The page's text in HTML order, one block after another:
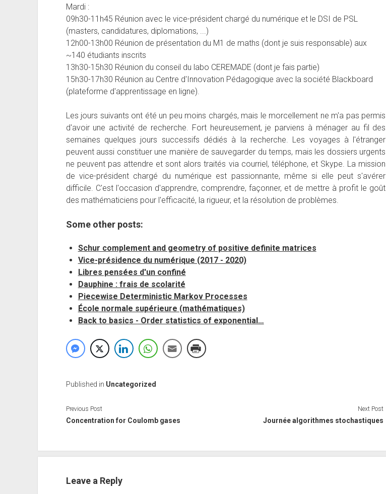
Mardi :
09h30-11h45 Réunion avec le vice-président chargé du numérique et le DSI de PSL
(masters, candidatures, diplomations, ...)
12h00-13h00 Réunion de présentation du M1 de maths (dont je suis responsable) aux
~140 étudiants inscrits
13h30-15h30 Réunion du conseil du labo CEREMADE (dont je fais partie)
15h30-17h30 Réunion au Centre d'Innovation Pédagogique avec la société Blackboard
(plateforme d'apprentissage en ligne).
Les jours suivants ont été un peu moins chargés, mais le morcellement ne m'a pas permis
d'avoir une activité de recherche. Fort heureusement, je parviens à ménager au fil des
semaines quelques jours successifs dédiés à la recherche. Les voyages à l'étranger
peuvent aussi constituer une manière de sauvegarder du temps, mais les dossiers urgents
ne peuvent pas attendre et sont alors traités via courriel, téléphone, et Skype. La mission
de vice-président chargé du numérique est passionnante, même si elle peut s'avérer
difficile. C'est l'occasion d'apprendre, comprendre, façonner, et de mettre à profit le goût
des mathématiciens pour l'efficacité, la rigueur, et la résolution de problèmes.
Some other posts:
Schur complement and geometry of positive definite matrices
Vice-présidence du numérique (2017 - 2020)
Libres pensées d'un confiné
Dauphine : frais de scolarité
Piecewise Deterministic Markov Processes
École normale supérieure (mathématiques)
Back to basics - Order statistics of exponential…
Published in Uncategorized
Previous Post
Concentration for Coulomb gases
Next Post
Journée algorithmes stochastiques
Leave a Reply